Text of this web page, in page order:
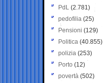
PdL (2.781)
pedofilia (25)
Pensioni (129)
Politica (40.855)
polizia (253)
Porto (12)
povertà (502)